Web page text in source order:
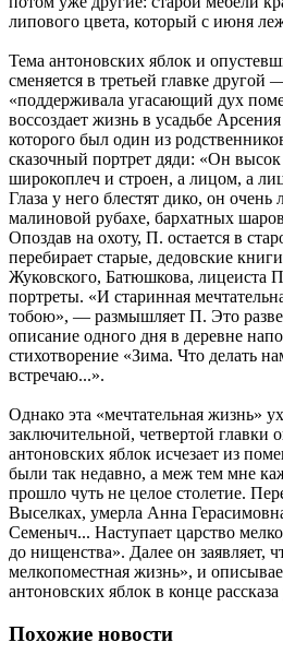
липового цвета, который с июня
Тема антоновских яблок и
сменяется в третьей главке другой
«поддерживала угасающий дух
воссоздает жизнь в усадьбе
которого был один из
сказочный портрет дяди: «Он
широкоплеч и строен, а лицом, а
Глаза у него блестят дико, он
малиновой рубахе, бархатных
Опоздав на охоту, П. остается в
перебирает старые, дедовские
Жуковского, Батюшкова, лицеиста
портреты. «И старинная
тобою», — размышляет П. Это
описание одного дня в деревне
стихотворение «Зима. Что делать
встречаю...».
Однако эта «мечтательная жизнь»
заключительной, четвертой главки
антоновских яблок исчезает из
были так недавно, а меж тем мне
прошло чуть не целое столетие.
Выселках, умерла Анна
Семеныч... Наступает царство
до нищенства». Далее он заявляет,
мелкопоместная жизнь», и
антоновских яблок в конце
Похожие новости